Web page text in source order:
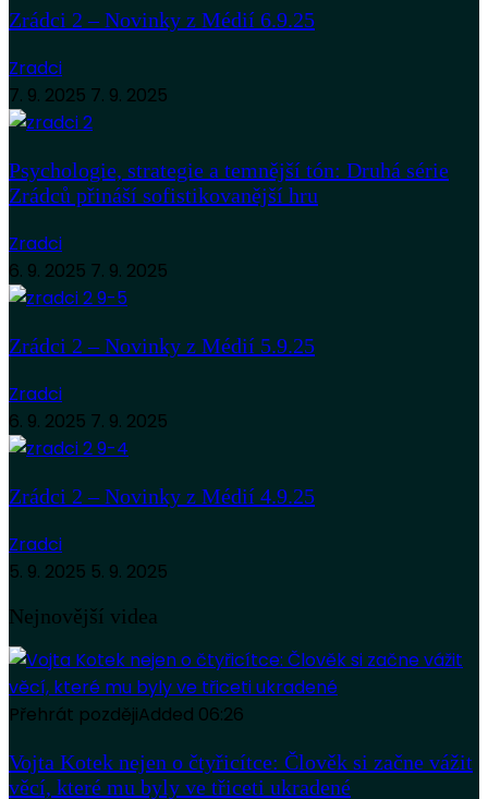
Zrádci 2 – Novinky z Médií 6.9.25
Zradci
7. 9. 2025 7. 9. 2025
Psychologie, strategie a temnější tón: Druhá série
Zrádců přináší sofistikovanější hru
Zradci
6. 9. 2025 7. 9. 2025
Zrádci 2 – Novinky z Médií 5.9.25
Zradci
6. 9. 2025 7. 9. 2025
Zrádci 2 – Novinky z Médií 4.9.25
Zradci
5. 9. 2025 5. 9. 2025
Nejnovější videa
Přehrát pozdějiAdded 06:26
Vojta Kotek nejen o čtyřicítce: Člověk si začne vážit
věcí, které mu byly ve třiceti ukradené